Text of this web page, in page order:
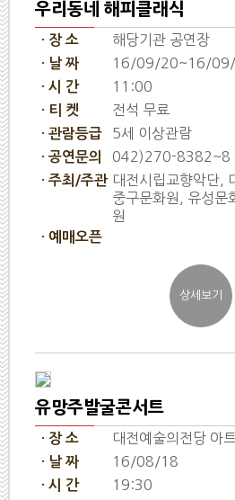
우리동네 해피클래식
· 장 소 해당기관 공연장
· 날 짜 16/09/20~16/
· 시 간 11:00
· 티 켓 전석 무료
· 관람등급 5세 이상관람
· 공연문의 042)270-8382~8
· 주최/주관 대전시립교향악단,
중구문화원, 유성문
원
· 예매오픈
유망주발굴콘서트
· 장 소 대전예술의전당 아
· 날 짜 16/08/18
· 시 간 19:30